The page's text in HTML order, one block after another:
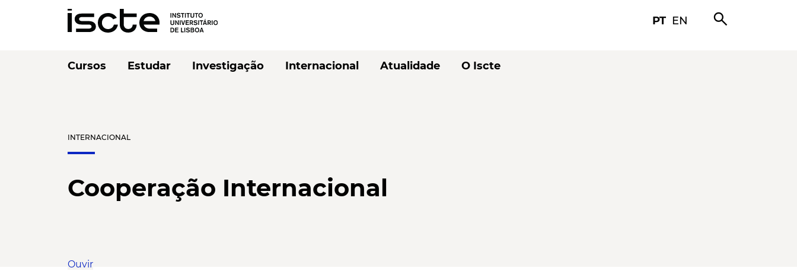
PT EN search
Cursos Estudar Investigação Internacional Atualidade O Iscte
INTERNACIONAL
Cooperação Internacional
Ouvir